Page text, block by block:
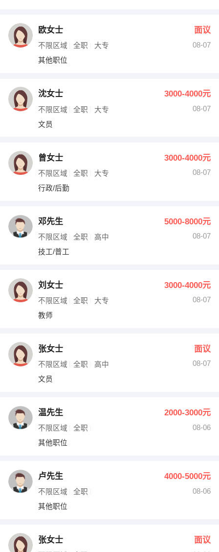
欧女士 面议
不限区域 全职 大专
08-07
其他职位
沈女士 3000-4000元
不限区域 全职 大专
08-07
文员
曾女士 3000-4000元
不限区域 全职 大专
08-07
行政/后勤
邓先生 5000-8000元
不限区域 全职 高中
08-07
技工/普工
刘女士 3000-4000元
不限区域 全职 大专
08-07
教师
张女士 面议
不限区域 全职 高中
08-07
文员
温先生 2000-3000元
不限区域 全职
08-06
其他职位
卢先生 4000-5000元
不限区域 全职
08-06
其他职位
张女士 面议